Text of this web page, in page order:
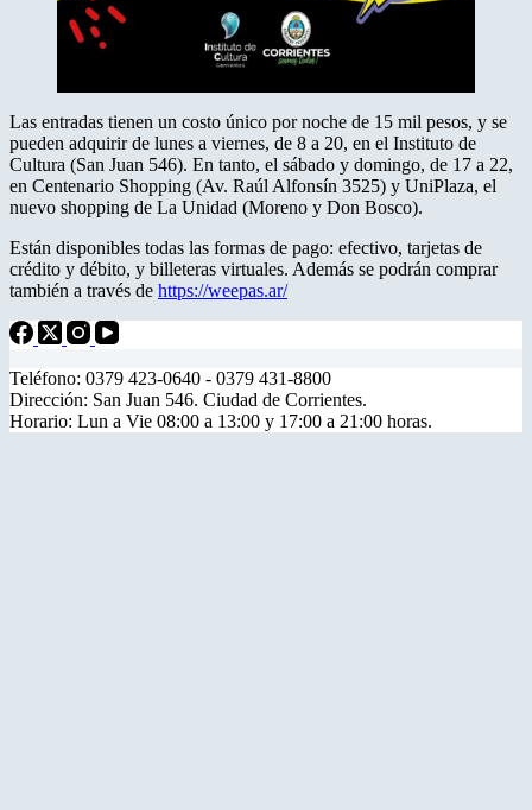
Las entradas tienen un costo único por noche de 15 mil pesos, y se
pueden adquirir de lunes a viernes, de 8 a 20, en el Instituto de
Cultura (San Juan 546). En tanto, el sábado y domingo, de 17 a 22,
en Centenario Shopping (Av. Raúl Alfonsín 3525) y UniPlaza, el
nuevo shopping de La Unidad (Moreno y Don Bosco).
Están disponibles todas las formas de pago: efectivo, tarjetas de
crédito y débito, y billeteras virtuales. Además se podrán comprar
también a través de https://weepas.ar/
Teléfono: 0379 423-0640 - 0379 431-8800
Dirección: San Juan 546. Ciudad de Corrientes.
Horario: Lun a Vie 08:00 a 13:00 y 17:00 a 21:00 horas.